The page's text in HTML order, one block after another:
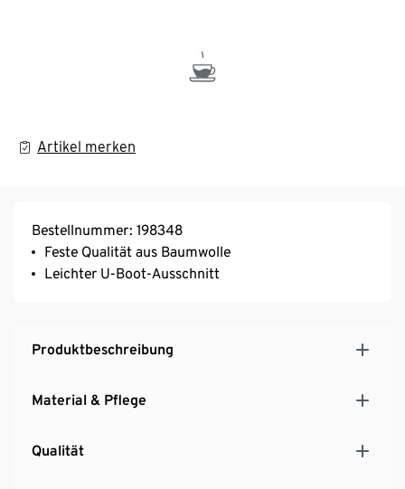
Artikel merken
Bestellnummer: 198348
Feste Qualität aus Baumwolle
Leichter U-Boot-Ausschnitt
Produktbeschreibung
Material & Pflege
Qualität